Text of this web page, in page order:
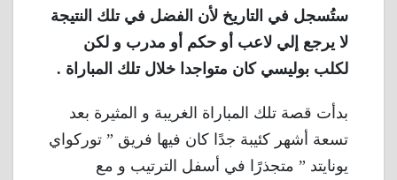
ستُسجل في التاريخ لأن الفضل في تلك النتيجة
لا يرجع إلي لاعب أو حكم أو مدرب و لكن
لكلب بوليسي كان متواجدا خلال تلك المباراة .
بدأت قصة تلك المباراة الغريبة و المثيرة بعد
تسعة أشهر كئيبة جدًا كان فيها فريق ” توركواي
يونايتد ” متجذرًا في أسفل الترتيب و مع